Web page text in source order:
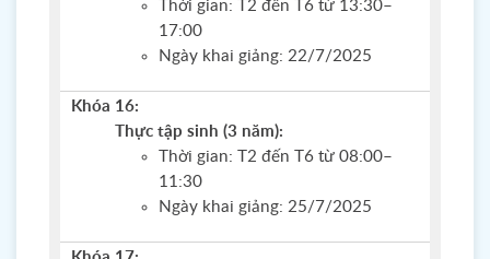
Thời gian: T2 đến T6 từ 13:30–
17:00
Ngày khai giảng: 22/7/2025
Khóa 16:
Thực tập sinh (3 năm):
Thời gian: T2 đến T6 từ 08:00–
11:30
Ngày khai giảng: 25/7/2025